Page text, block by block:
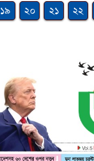
১৯ ২০ ২১ ২২